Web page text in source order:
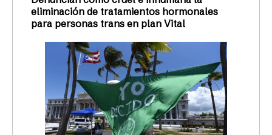
eliminación de tratamientos hormonales
para personas trans en plan Vital